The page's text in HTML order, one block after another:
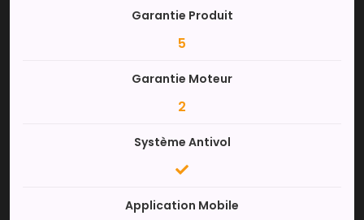
Garantie Produit
5
Garantie Moteur
2
Système Antivol
Application Mobile